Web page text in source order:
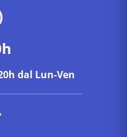
dal Lun-Ven